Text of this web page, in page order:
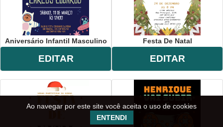
Aniversário Infantil Masculino
EDITAR
Festa De Natal
EDITAR
Ao navegar por este site você aceita o uso de cookies
ENTENDI